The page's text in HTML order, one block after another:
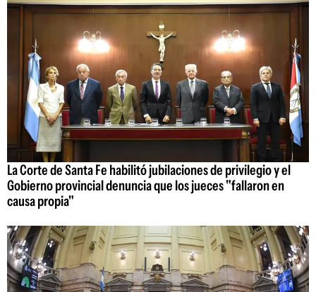
La Corte de Santa Fe habilitó jubilaciones de privilegio y el
Gobierno provincial denuncia que los jueces "fallaron en
causa propia"